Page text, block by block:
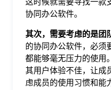
这时候就需要寻找一款
协同办公软件。
其次，需要考虑的是团
的协同办公软件，必须
都能够毫无压力的使用
其用户体验不佳，让成
虑成员的使用习惯和能